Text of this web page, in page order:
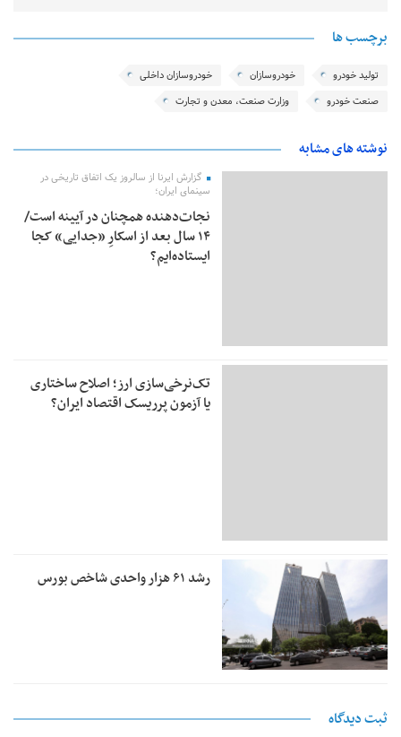
برچسب ها
تولید خودرو خودروسازان
خودروسازان داخلی
صنعت خودرو
وزارت صنعت، معدن و تجارت
نوشته های مشابه
گزارش ایرنا از سالروز یک اتفاق تاریخی در
سینمای ایران؛
نجات‌دهنده‌ همچنان در آیینه است/
۱۴ سال بعد از اسکارِ «جدایی» کجا
ایستاده‌ایم؟
تک‌نرخی‌سازی ارز؛ اصلاح ساختاری
یا آزمون پرریسک اقتصاد ایران؟
رشد ۶۱ هزار واحدی شاخص بورس
ثبت دیدگاه